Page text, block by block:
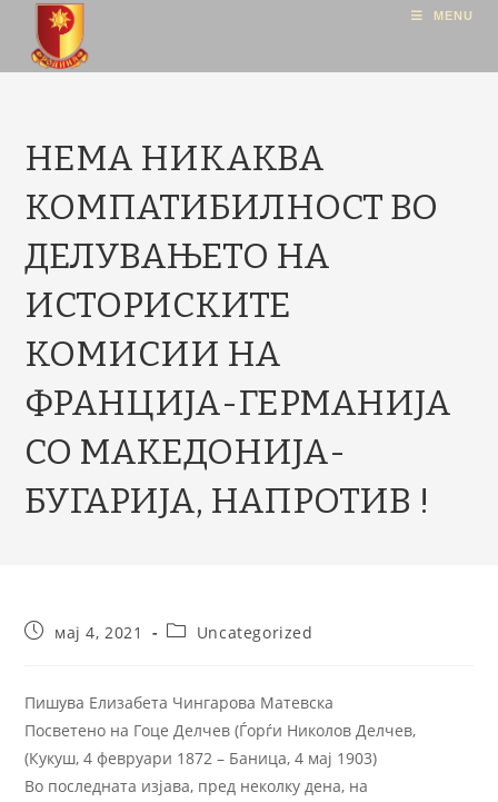
MENU
НЕМА НИКАКВА
КОМПАТИБИЛНОСТ ВО
ДЕЛУВАЊЕТО НА
ИСТОРИСКИТЕ
КОМИСИИ НА
ФРАНЦИЈА-ГЕРМАНИЈА
СО МАКЕДОНИЈА-
БУГАРИЈА, НАПРОТИВ !
мај 4, 2021 Uncategorized
Пишува Елизабета Чингарова Матевска
Посветено на Гоце Делчев (Ѓорѓи Николов Делчев,
(Кукуш, 4 февруари 1872 – Баница, 4 мај 1903)
Во последната изјава, пред неколку дена, на